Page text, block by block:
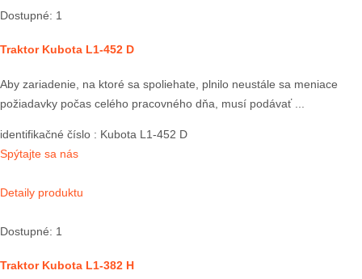
Dostupné: 1
Traktor Kubota L1-452 D
Aby zariadenie, na ktoré sa spoliehate, plnilo neustále sa meniace
požiadavky počas celého pracovného dňa, musí podávať ...
identifikačné číslo : Kubota L1-452 D
Spýtajte sa nás
Detaily produktu
Dostupné: 1
Traktor Kubota L1-382 H